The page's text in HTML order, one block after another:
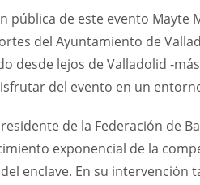
pública de este evento Mayte
del Ayuntamiento de
desde lejos de Valladolid -
del evento en un
de la Federación de
exponencial de la
enclave. En su intervención